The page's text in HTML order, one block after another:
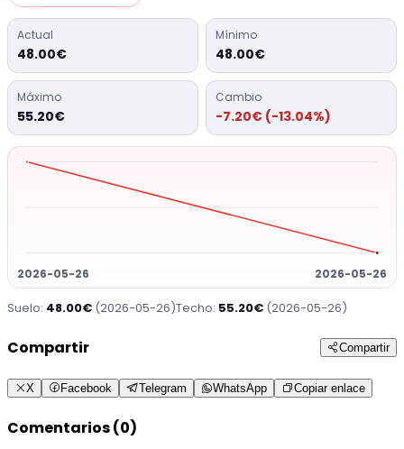
Actual
48.00€
Mínimo
48.00€
Máximo
55.20€
Cambio
-7.20€ (-13.04%)
2026-05-26 2026-05-26
Suelo: 48.00€ (2026-05-26)Techo: 55.20€ (2026-05-26)
Compartir Compartir
X Facebook Telegram WhatsApp Copiar enlace
Comentarios (0)